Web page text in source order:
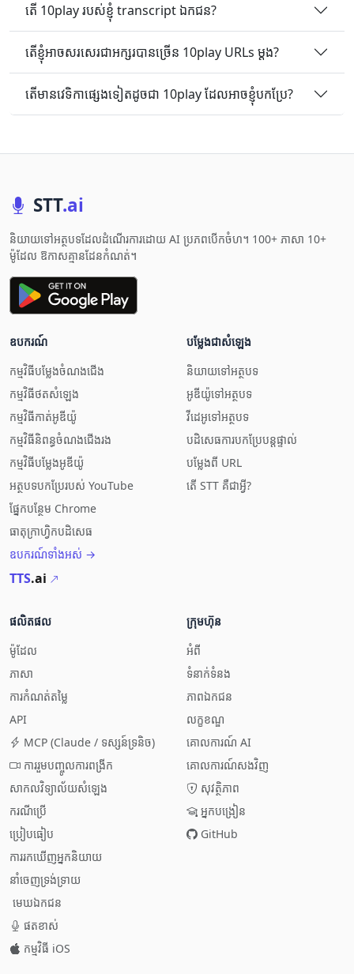
តើ 10play របស់ខ្ញុំ transcript ឯកជន?
តើខ្ញុំអាចសរសេរជាអក្សរបានច្រើន 10play URLs ម្តង?
តើមានវេទិកាផ្សេងទៀតដូចជា 10play ដែលអាចខ្ញុំបកប្រែ?
STT.ai
និយាយទៅអត្ថបទដែលដំណើរការដោយ AI ប្រភពបើកចំហ។ 100+ ភាសា 10+
ម៉ូដែល ឱកាសគ្មានដែនកំណត់។
ឧបករណ៍
កម្មវិធី​បម្លែង​ចំណង​ជើង
កម្មវិធី​ថត​សំឡេង
កម្មវិធី​កាត់​អូឌីយ៉ូ
កម្មវិធី​និពន្ធ​ចំណង​ជើង​រង
កម្មវិធី​បម្លែង​អូឌីយ៉ូ
អត្ថបទ​បកប្រែ​របស់ YouTube
ផ្នែក​បន្ថែម Chrome
ធាតុក្រាហ្វិក​បដិសេធ
ឧបករណ៍​ទាំងអស់ →
TTS.ai
បម្លែង​ជា​សំឡេង
និយាយ​ទៅ​អត្ថបទ
អូឌីយ៉ូ​ទៅ​អត្ថបទ
វីដេអូ​ទៅ​អត្ថបទ
បដិសេធ​ការ​បកប្រែ​បន្ត​ផ្ទាល់
បម្លែង​ពី URL
តើ STT គឺជាអ្វី?
ផលិតផល
ម៉ូដែល
ភាសា
ការ​កំណត់​តម្លៃ
API
MCP (Claude / ទស្សន៍​ទ្រនិច)
ការ​រួមបញ្ចូល​ការ​ពង្រីក
សាកលវិទ្យាល័យ​សំឡេង
ករណី​ប្រើ
ប្រៀបធៀប
ការ​រក​ឃើញ​អ្នក​និយាយ
នាំចេញ​ទ្រង់ទ្រាយ
មេឃ​ឯកជន
ផតខាស់
កម្មវិធី iOS
ក្រុមហ៊ុន
អំពី
ទំនាក់ទំនង
ភាព​ឯកជន
លក្ខខណ្ឌ
គោលការណ៍ AI
គោលការណ៍​សង​វិញ
សុវត្ថិភាព
អ្នក​បង្រៀន
GitHub